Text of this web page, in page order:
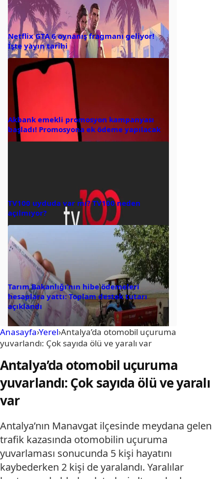
Netflix GTA 6 oynanış fragmanı geliyor!
İşte yayın tarihi
Akbank emekli promosyon kampanyası
başladı! Promosyona ek ödeme yapılacak
TV100 uyduda var mı? TV100 neden
açılmıyor?
Tarım Bakanlığı’nın hibe ödemeleri
hesaplara yattı: Toplam destek tutarı
açıklandı
Anasayfa›Yerel›Antalya’da otomobil uçuruma
yuvarlandı: Çok sayıda ölü ve yaralı var
Antalya’da otomobil uçuruma
yuvarlandı: Çok sayıda ölü ve yaralı
var
Antalya’nın Manavgat ilçesinde meydana gelen
trafik kazasında otomobilin uçuruma
yuvarlaması sonucunda 5 kişi hayatını
kaybederken 2 kişi de yaralandı. Yaralılar